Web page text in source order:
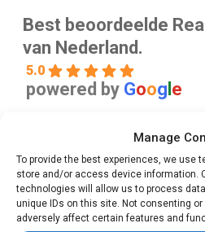
Manage
To provide the best experiences, we use
store and/or access device information.
technologies will allow us to process
unique IDs on this site. Not consenting
adversely affect certain features and
Best beoordeelde
van Nederland.
5.0
powered by Goog e
foja olajids
gisteren
Beste bedrijf heb hier me bhv